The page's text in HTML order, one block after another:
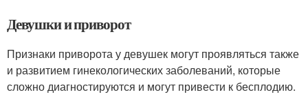
Девушки и приворот
Признаки приворота у девушек могут проявляться также
и развитием гинекологических заболеваний, которые
сложно диагностируются и могут привести к бесплодию.